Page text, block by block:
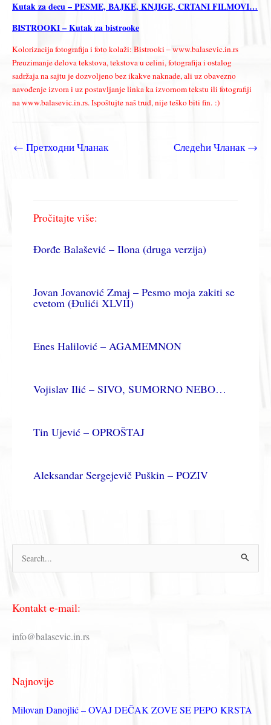
Kutak za decu – PESME, BAJKE, KNJIGE, CRTANI FILMOVI…
BISTROOKI – Kutak za bistrooke
Kolorizacija fotografija i foto kolaži: Bistrooki – www.balasevic.in.rs
Preuzimanje delova tekstova, tekstova u celini, fotografija i ostalog
sadržaja na sajtu je dozvoljeno bez ikakve naknade, ali uz obavezno
navođenje izvora i uz postavljanje linka ka izvornom tekstu ili fotografiji
na www.balasevic.in.rs. Ispoštujte naš trud, nije teško biti fin. :)
← Претходни Чланак Следећи Чланак→
Pročitajte više:
Đorđe Balašević – Ilona (druga verzija)
Jovan Jovanović Zmaj – Pesmo moja zakiti se
cvetom (Đulići XLVII)
Enes Halilović – AGAMEMNON
Vojislav Ilić – SIVO, SUMORNO NEBO…
Tin Ujević – OPROŠTAJ
Aleksandar Sergejevič Puškin – POZIV
р
т
а
з
Kontakt e-mail:
info@balasevic.in.rs
Najnovije
Milovan Danojlić – OVAJ DEČAK ZOVE SE PEPO KRSTA